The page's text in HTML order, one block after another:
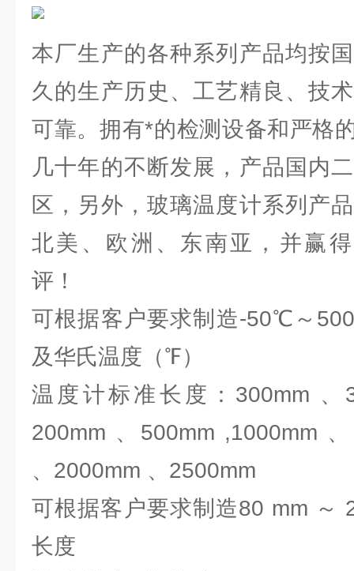
本厂生产的各种系列产品均按
久的生产历史、工艺精良、技
可靠。拥有*的检测设备和严格
几十年的不断发展，产品国内
区，另外，玻璃温度计系列产
北美、欧洲、东南亚，并赢
评！
可根据客户要求制造-50℃～
及华氏温度（℉）
温度计标准长度：300mm 、
200mm 、500mm ,1000mm
、2000mm 、2500mm
可根据客户要求制造80 mm ～
长度